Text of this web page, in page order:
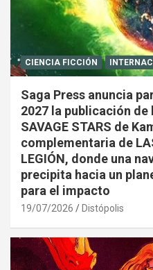
CIENCIA FICCIÓN
Saga Press anuncia
2027 la publicación de
SAVAGE STARS de
complementaria de
LEGIÓN, donde una
precipita hacia un
para el impacto
19/07/2026 Distópolis